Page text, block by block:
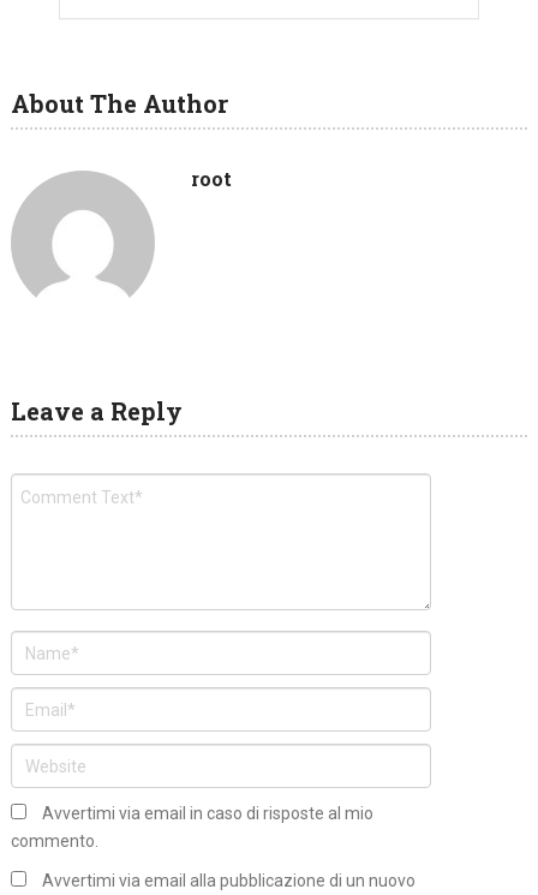
About The Author
root
Leave a Reply
Avvertimi via email in caso di risposte al mio
commento.
Avvertimi via email alla pubblicazione di un nuovo